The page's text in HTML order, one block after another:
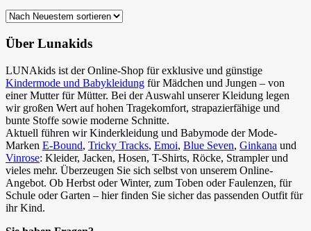
Über Lunakids
LUNAkids ist der Online-Shop für exklusive und günstige
Kindermode und Babykleidung für Mädchen und Jungen – von
einer Mutter für Mütter. Bei der Auswahl unserer Kleidung legen
wir großen Wert auf hohen Tragekomfort, strapazierfähige und
bunte Stoffe sowie moderne Schnitte.
Aktuell führen wir Kinderkleidung und Babymode der Mode-
Marken E-Bound, Tricky Tracks, Emoi, Blue Seven, Ginkana und
Vinrose: Kleider, Jacken, Hosen, T-Shirts, Röcke, Strampler und
vieles mehr. Überzeugen Sie sich selbst von unserem Online-
Angebot. Ob Herbst oder Winter, zum Toben oder Faulenzen, für
Schule oder Garten – hier finden Sie sicher das passenden Outfit für
ihr Kind.